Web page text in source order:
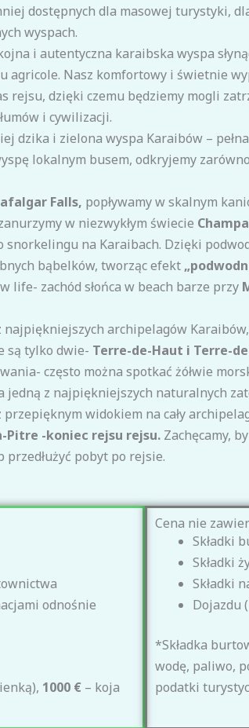
dostępnych dla masowej turystyki,
wyspach.
i autentyczna karaibska wyspa
agricole. Nasz komfortowy i świetnie
rejsu, dzięki czemu będziemy mogli
i cywilizacji.
dzika i zielona wyspa Karaibów –
lokalnym busem, odkryjemy
Falls, popływamy w skalnym
w niezwykłym świecie
na Karaibach. Dzięki
bąbelków, tworząc efekt
life- zachód słońca w beach barze przy
najpiękniejszych archipelagów
są tylko dwie- Terre-de-Haut i Terre-
często można spotkać żółwie
jedną z najpiękniejszych naturalnych
widokiem na cały
Pitre -koniec rejsu rejsu. Zachęcamy,
pobyt po rejsie.
odnośnie
1000 € – koja
Cena nie
Składki
Składki
Składki
Dojazdu
*Składka
wodę, paliwo,
podatki